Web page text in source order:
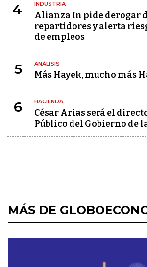
4 INDUSTRIA
Alianza In pide derogar
repartidores y alerta
de empleos
5 ANÁLISIS
Más Hayek, mucho más
6 HACIENDA
César Arias será el
Público del Gobierno de
MÁS DE